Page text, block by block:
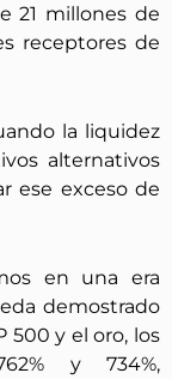
21 millones de
receptores de
la liquidez
alternativos
ese exceso de
en una era
demostrado
500 y el oro, los
y 734%,